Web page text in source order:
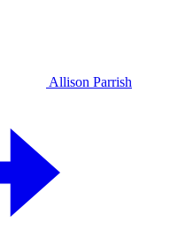
Allison Parrish